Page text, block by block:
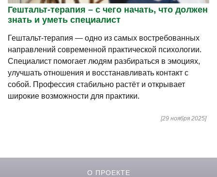
Гештальт-терапия – с чего начать, что должен
знать и уметь специалист
Гештальт-терапия — одно из самых востребованных
направлений современной практической психологии.
Специалист помогает людям разбираться в эмоциях,
улучшать отношения и восстанавливать контакт с
собой. Профессия стабильно растёт и открывает
широкие возможности для практики.
[29 ноября 2025]
О ПРОЕКТЕ